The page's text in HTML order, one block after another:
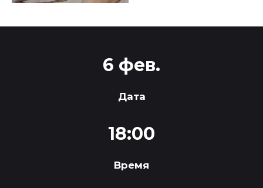
6 фев.
Дата
18:00
Время